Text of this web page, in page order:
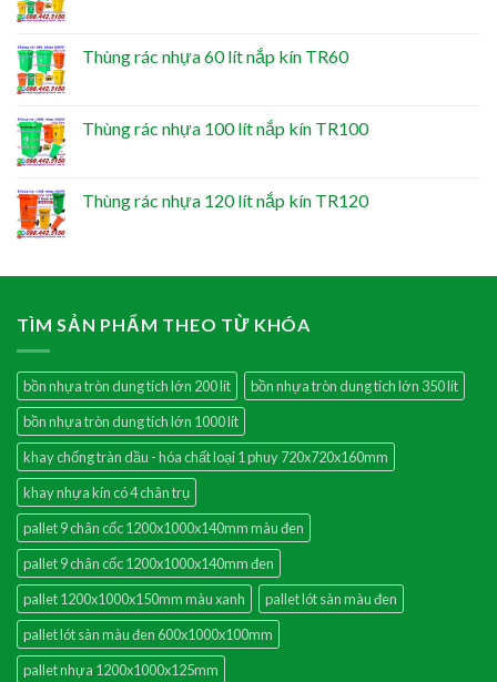
Thùng rác nhựa 60 lít nắp kín TR60
Thùng rác nhựa 100 lít nắp kín TR100
Thùng rác nhựa 120 lít nắp kín TR120
TÌM SẢN PHẨM THEO TỪ KHÓA
bồn nhựa tròn dung tích lớn 200 lít
bồn nhựa tròn dung tích lớn 350 lít
bồn nhựa tròn dung tích lớn 1000 lít
khay chống tràn dầu - hóa chất loại 1 phuy 720x720x160mm
khay nhựa kín có 4 chân trụ
pallet 9 chân cốc 1200x1000x140mm màu đen
pallet 9 chân cốc 1200x1000x140mm đen
pallet 1200x1000x150mm màu xanh
pallet lót sàn màu đen
pallet lót sàn màu đen 600x1000x100mm
pallet nhựa 1200x1000x125mm